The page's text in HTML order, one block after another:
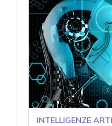
INTELLIGENZE